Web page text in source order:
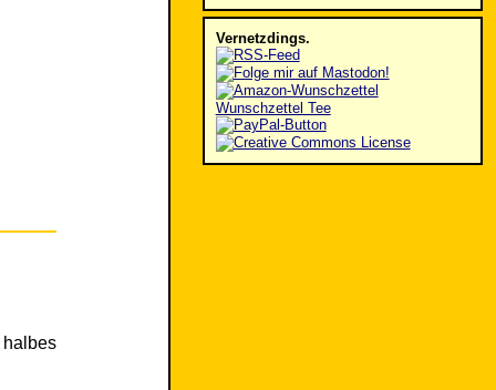
Vernetzdings.
Wunschzettel Tee